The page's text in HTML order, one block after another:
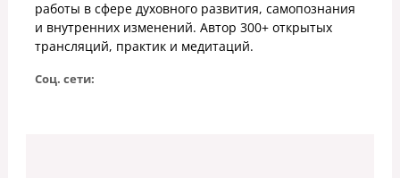
работы в сфере духовного развития, самопознания
и внутренних изменений. Автор 300+ открытых
трансляций, практик и медитаций.
Соц. сети: